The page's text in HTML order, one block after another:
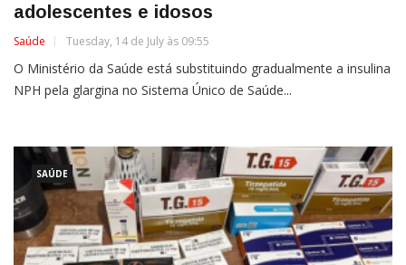
adolescentes e idosos
Saúde Tuesday, 14 de July às 09:55
O Ministério da Saúde está substituindo gradualmente a insulina
NPH pela glargina no Sistema Único de Saúde...
SAÚDE